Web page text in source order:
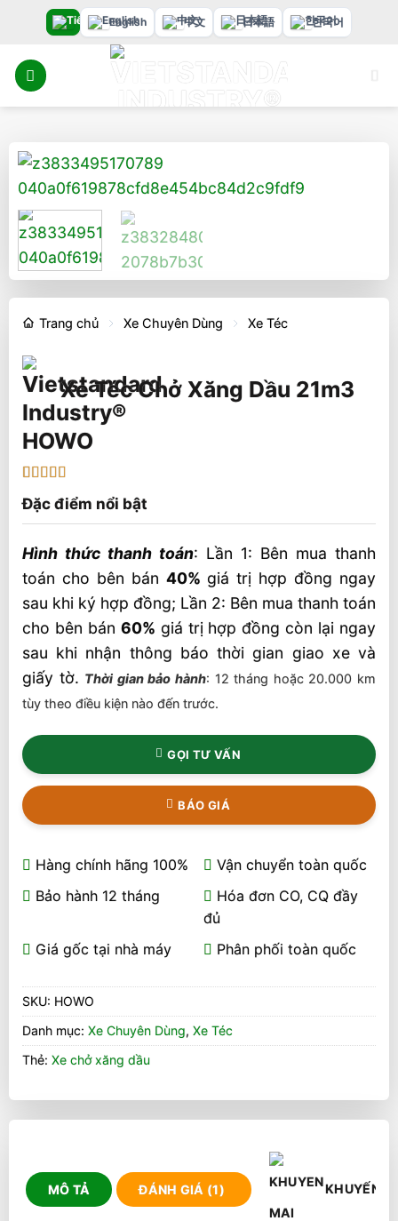
nội
dung
English 中文 日本語 한국어
Trang chủ Xe Chuyên Dùng Xe Téc
Xe Téc Chở Xăng Dầu 21m3
HOWO
trên 5 dựa
trênđánh
giá
Đặc điểm nổi bật
Hình thức thanh toán: Lần 1: Bên mua thanh
toán cho bên bán 40% giá trị hợp đồng ngay
sau khi ký hợp đồng; Lần 2: Bên mua thanh toán
cho bên bán 60% giá trị hợp đồng còn lại ngay
sau khi nhận thông báo thời gian giao xe và
giấy tờ. Thời gian bảo hành: 12 tháng hoặc 20.000 km
tùy theo điều kiện nào đến trước.
GỌI TƯ VẤN
BÁO GIÁ
Hàng chính hãng 100%
Vận chuyển toàn quốc
Bảo hành 12 tháng
Hóa đơn CO, CQ đầy
đủ
Giá gốc tại nhà máy
Phân phối toàn quốc
SKU: HOWO
Danh mục: Xe Chuyên Dùng, Xe Téc
Thẻ: Xe chở xăng dầu
MÔ TẢ ĐÁNH GIÁ (1) KHUYẾN